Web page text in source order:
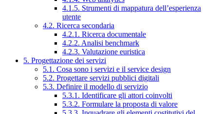
4.1.5. Strumenti di mappatura dell’esperienza
utente
4.2. Ricerca secondaria
4.2.1. Ricerca documentale
4.2.2. Analisi benchmark
4.2.3. Valutazione euristica
5. Progettazione dei servizi
5.1. Cosa sono i servizi e il service design
5.2. Progettare servizi pubblici digitali
5.3. Definire il modello di servizio
5.3.1. Identificare gli attori coinvolti
5.3.2. Formulare la proposta di valore